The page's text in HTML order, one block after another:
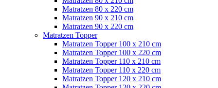
Matratzen 80 x 220 cm
Matratzen 90 x 210 cm
Matratzen 90 x 220 cm
Matratzen Topper
Matratzen Topper 100 x 210 cm
Matratzen Topper 100 x 220 cm
Matratzen Topper 110 x 210 cm
Matratzen Topper 110 x 220 cm
Matratzen Topper 120 x 210 cm